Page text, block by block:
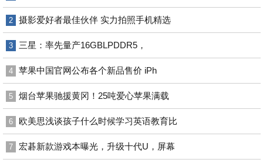
2 摄影爱好者最佳伙伴 实力拍照手机精选
3 三星：率先量产16GBLPDDR5，
4 苹果中国官网公布各个新品售价 iPh
5 烟台苹果驰援黄冈！25吨爱心苹果满载
6 欧美思浅谈孩子什么时候学习英语教育比
7 宏碁新款游戏本曝光，升级十代U，屏幕